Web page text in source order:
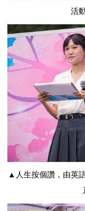
活
▲人生按個讚，由英